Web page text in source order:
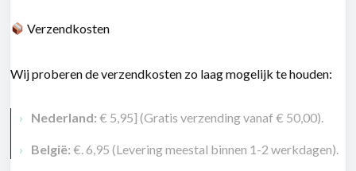
Verzendkosten
Wij proberen de verzendkosten zo laag mogelijk te houden:
Nederland: € 5,95] (Gratis verzending vanaf € 50,00).
België: €. 6,95 (Levering meestal binnen 1-2 werkdagen).